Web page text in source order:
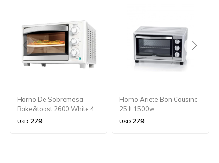
Horno De Sobremesa
Bake&toast 2600 White 4
Pizza
USD 279
Horno Ariete Bon Cousine
25 lt 1500w
USD 279